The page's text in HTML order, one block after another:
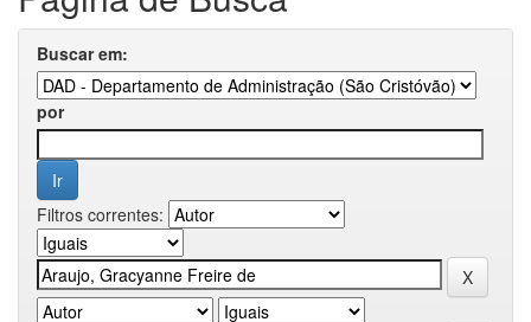
Buscar em:
por
Filtros correntes: